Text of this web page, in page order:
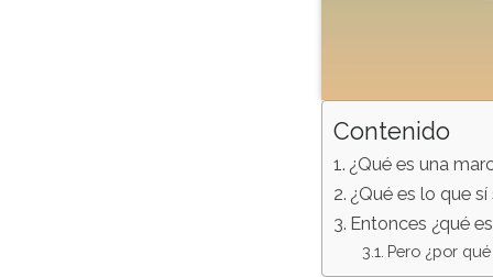
Contenido
¿Qué es una
¿Qué es lo que
Entonces ¿qué
Pero ¿por